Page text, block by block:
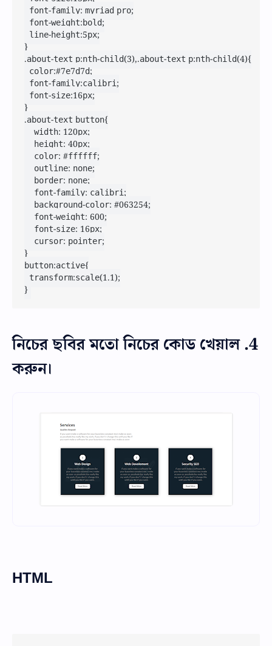
}
.about-text p:nth-child(3),.about-text p:nth-child(4){
}
.about-text button{
    width: 120px;
    height: 40px;
    color: #ffffff;
    outline: none;
    border: none;
    font-family: calibri;
    background-color: #063254;
    font-weight: 600;
    font-size: 16px;
    cursor: pointer;
}
button:active{
}
4. নিচের ছবির মতো নিচের কোড খেয়াল
করুন।
HTML